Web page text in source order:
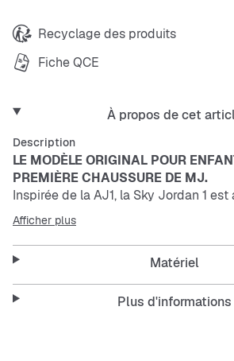
Recyclage des produits
Fiche QCE
À propos de cet
Description
LE MODÈLE ORIGINAL POUR
PREMIÈRE CHAUSSURE DE MJ.
Inspirée de la AJ1, la Sky Jordan 1 est
emblématique qu'adorable. Elle
mousse souple, une semelle en
d'adhérence et un strap à scratch
retrait faciles.
L’utilisation de cuir véritable et
Afficher plus
Matériel
Plus d'informations